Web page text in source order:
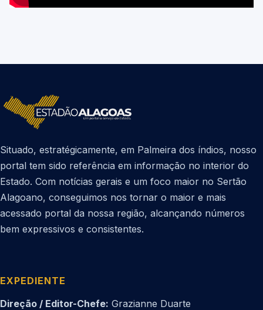
Situado, estratégicamente, em Palmeira dos índios, nosso
portal tem sido referência em informação no interior do
Estado. Com notícias gerais e um foco maior no Sertão
Alagoano, conseguimos nos tornar o maior e mais
acessado portal da nossa região, alcançando números
bem expressivos e consistentes.
EXPEDIENTE
Direção / Editor-Chefe: Grazianne Duarte